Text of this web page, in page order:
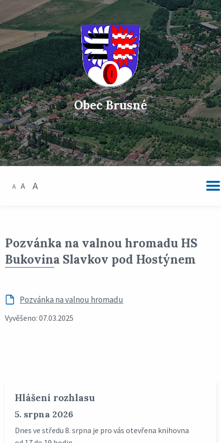
Obec Brusné
A A A
Pozvánka na valnou hromadu HS
Bukovina Slavkov pod Hostýnem
Pozvánka na valnou hromadu
Vyvěšeno: 07.03.2025
Hlášení rozhlasu
5. srpna 2026
Dnes ve středu 8. srpna je pro vás otevřena knihovna